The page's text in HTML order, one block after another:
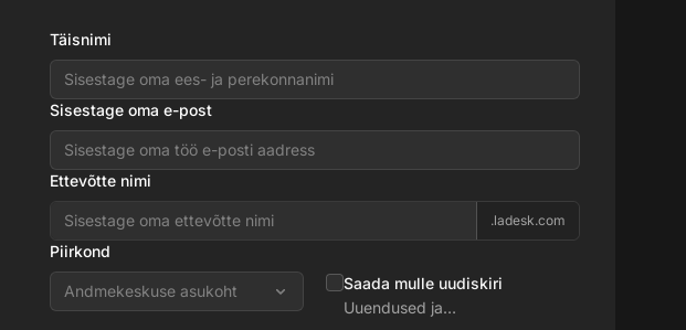
Täisnimi
Sisestage oma e-post
Ettevõtte nimi
.ladesk.com
Piirkond
Andmekeskuse asukoht
Saada mulle uudiskiri
Uuendused ja